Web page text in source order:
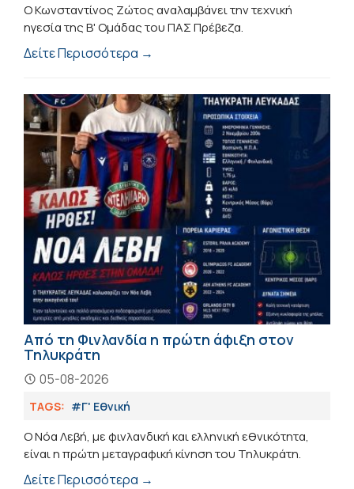
Ο Κωνσταντίνος Ζώτος αναλαμβάνει την τεχνική
ηγεσία της B' Ομάδας του ΠΑΣ Πρέβεζα.
Δείτε Περισσότερα →
Από τη Φινλανδία η πρώτη άφιξη στον
Τηλυκράτη
05-08-2026
TAGS: #Γ' Εθνική
Ο Νόα Λεβή, με φινλανδική και ελληνική εθνικότητα,
είναι η πρώτη μεταγραφική κίνηση του Τηλυκράτη.
Δείτε Περισσότερα →